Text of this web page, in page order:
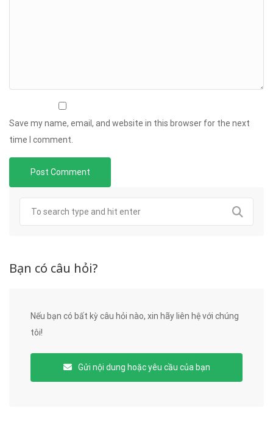
Save my name, email, and website in this browser for the next
time I comment.
Bạn có câu hỏi?
Nếu bạn có bất kỳ câu hỏi nào, xin hãy liên hệ với chúng
tôi!
Gửi nội dung hoặc yêu cầu của bạn